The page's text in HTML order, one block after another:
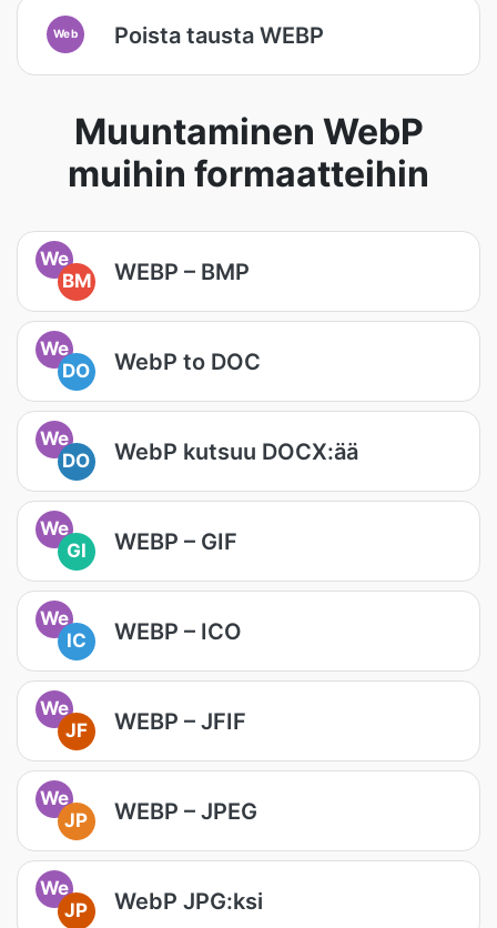
Web Poista tausta WEBP
Muuntaminen WebP
muihin formaatteihin
We
BM
WEBP – BMP
We
DO
WebP to DOC
We
DO
WebP kutsuu DOCX:ää
We
GI
WEBP – GIF
We
IC
WEBP – ICO
We
JF
WEBP – JFIF
We
JP
WEBP – JPEG
We
JP
WebP JPG:ksi